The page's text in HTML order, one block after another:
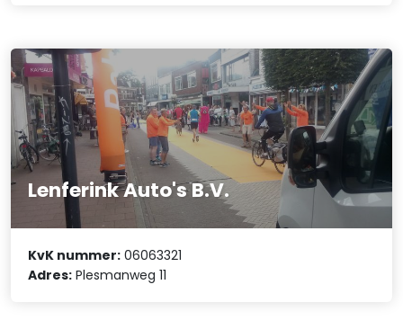
Lenferink Auto's B.V.
KvK nummer: 06063321
Adres: Plesmanweg 11